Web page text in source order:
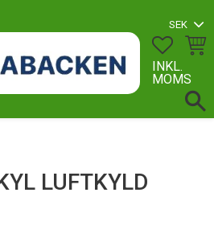
INKL.
MOMS
LUFTKYLD